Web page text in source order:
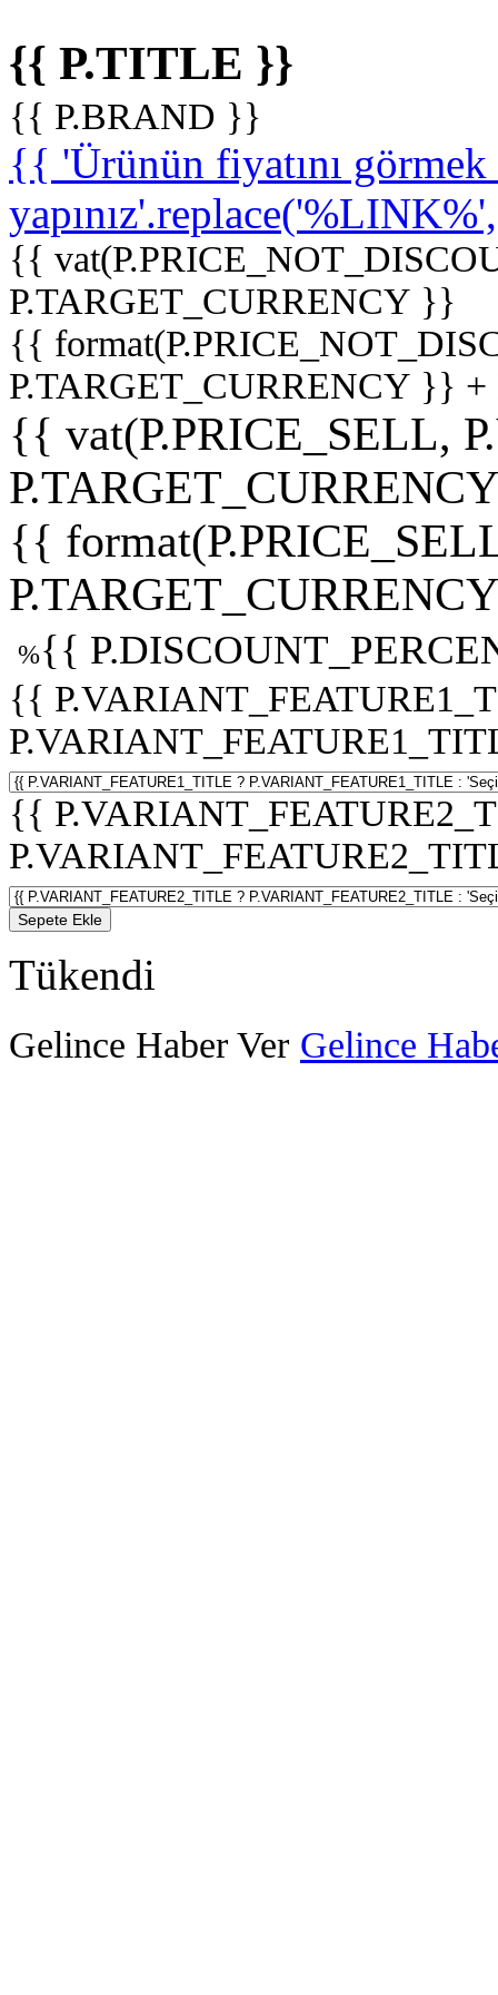
{{ P.TITLE }}
{{ P.BRAND }}
{{ 'Ürünün fiyatını
{{
P.TARGET_CURRENCY }}
{{
P.TARGET_CURRENCY }}
{{ vat(P.PRICE_SELL,
{{
%{{
{{
{{
Sepete Ekle
Tükendi
Gelince Haber Ver Gelince